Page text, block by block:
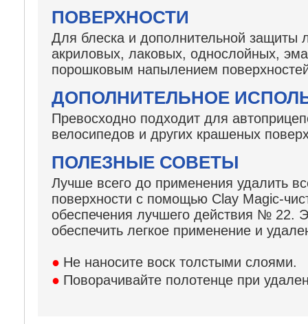
ПОВЕРХНОСТИ
Для блеска и дополнительной защиты
акриловых, лаковых, однослойных,
порошковым напылением
ДОПОЛНИТЕЛЬНОЕ
Превосходно подходит для
велосипедов и других крашеных
ПОЛЕЗНЫЕ СОВЕТЫ
Лучше всего до применения удалить
поверхности с помощью Clay Magic-
обеспечения лучшего действия № 22.
обеспечить легкое применение и
● Не наносите воск толстыми слоями.
● Поворачивайте полотенце при